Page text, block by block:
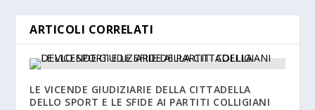
ARTICOLI CORRELATI
LE VICENDE GIUDIZIARIE DELLA CITTADELLA
DELLO SPORT E LE SFIDE AI PARTITI COLLIGIANI